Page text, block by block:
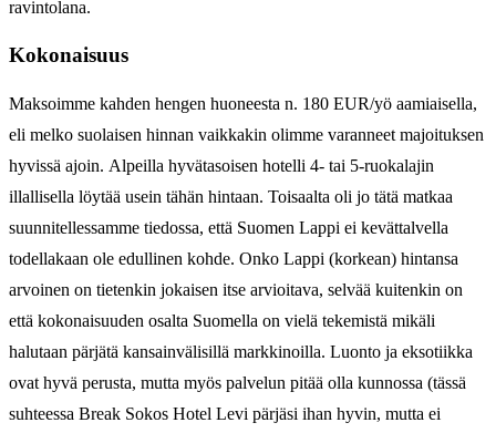
ravintolana.
Kokonaisuus
Maksoimme kahden hengen huoneesta n. 180 EUR/yö aamiaisella,
eli melko suolaisen hinnan vaikkakin olimme varanneet majoituksen
hyvissä ajoin. Alpeilla hyvätasoisen hotelli 4- tai 5-ruokalajin
illallisella löytää usein tähän hintaan. Toisaalta oli jo tätä matkaa
suunnitellessamme tiedossa, että Suomen Lappi ei kevättalvella
todellakaan ole edullinen kohde. Onko Lappi (korkean) hintansa
arvoinen on tietenkin jokaisen itse arvioitava, selvää kuitenkin on
että kokonaisuuden osalta Suomella on vielä tekemistä mikäli
halutaan pärjätä kansainvälisillä markkinoilla. Luonto ja eksotiikka
ovat hyvä perusta, mutta myös palvelun pitää olla kunnossa (tässä
suhteessa Break Sokos Hotel Levi pärjäsi ihan hyvin, mutta ei